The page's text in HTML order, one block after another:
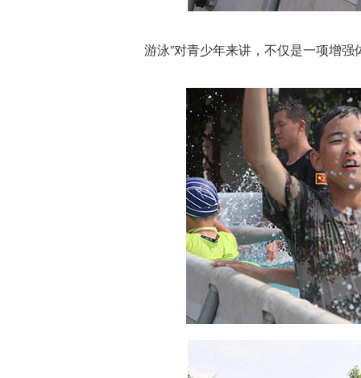
游泳”对青少年来讲，不仅是一项增